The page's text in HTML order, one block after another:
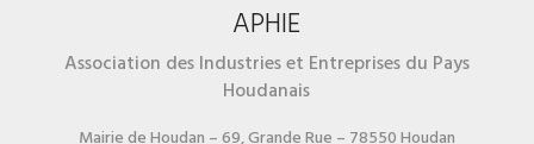
APHIE
Association des Industries et Entreprises du Pays
Houdanais
Mairie de Houdan – 69, Grande Rue – 78550 Houdan